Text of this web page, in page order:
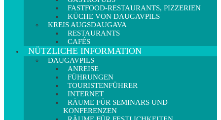
FASTFOOD-RESTAURANTS, PIZZERIEN
KÜCHE VON DAUGAVPILS
KREIS AUGSDAUGAVA
RESTAURANTS
CAFÉS
NÜTZLICHE INFORMATION
DAUGAVPILS
ANREISE
FÜHRUNGEN
TOURISTENFÜHRER
INTERNET
RÄUME FÜR SEMINARS UND
KONFERENZEN